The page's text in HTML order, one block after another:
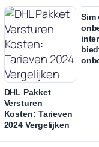
DHL Pakket
Versturen
Kosten: Tarieven
2024 Vergelijken
Sim